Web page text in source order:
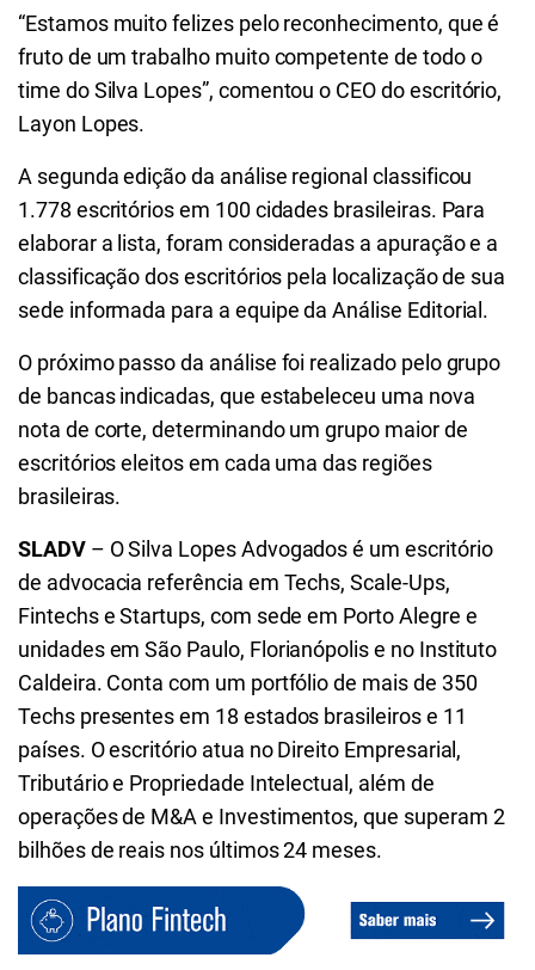
“Estamos muito felizes pelo reconhecimento, que é
fruto de um trabalho muito competente de todo o
time do Silva Lopes”, comentou o CEO do escritório,
Layon Lopes.
A segunda edição da análise regional classificou
1.778 escritórios em 100 cidades brasileiras. Para
elaborar a lista, foram consideradas a apuração e a
classificação dos escritórios pela localização de sua
sede informada para a equipe da Análise Editorial.
O próximo passo da análise foi realizado pelo grupo
de bancas indicadas, que estabeleceu uma nova
nota de corte, determinando um grupo maior de
escritórios eleitos em cada uma das regiões
brasileiras.
SLADV – O Silva Lopes Advogados é um escritório
de advocacia referência em Techs, Scale-Ups,
Fintechs e Startups, com sede em Porto Alegre e
unidades em São Paulo, Florianópolis e no Instituto
Caldeira. Conta com um portfólio de mais de 350
Techs presentes em 18 estados brasileiros e 11
países. O escritório atua no Direito Empresarial,
Tributário e Propriedade Intelectual, além de
operações de M&A e Investimentos, que superam 2
bilhões de reais nos últimos 24 meses.